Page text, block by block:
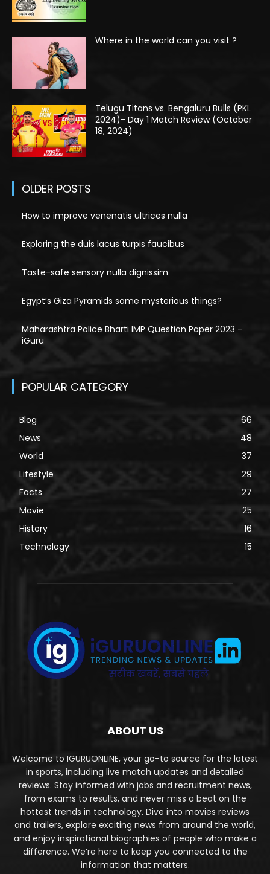
Where in the world can you visit ?
Telugu Titans vs. Bengaluru Bulls (PKL
2024)- Day 1 Match Review (October
18, 2024)
OLDER POSTS
How to improve venenatis ultrices nulla
Exploring the duis lacus turpis faucibus
Taste-safe sensory nulla dignissim
Egypt’s Giza Pyramids some mysterious things?
Maharashtra Police Bharti IMP Question Paper 2023 –
iGuru
POPULAR CATEGORY
Blog
66
News
48
World
37
Lifestyle
29
Facts
27
Movie
25
History
16
Technology
15
ABOUT US
Welcome to IGURUONLINE, your go-to source for the latest
in sports, including live match updates and detailed
reviews. Stay informed with jobs and recruitment news,
from exams to results, and never miss a beat on the
hottest trends in technology. Dive into movies reviews
and trailers, explore exciting news from around the world,
and enjoy inspirational biographies of people who make a
difference. We’re here to keep you connected to the
information that matters.